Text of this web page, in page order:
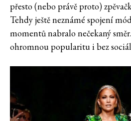
přesto (nebo právě proto)
Tehdy ještě neznámé spojení
momentů nabralo nečekaný
ohromnou popularitu i bez